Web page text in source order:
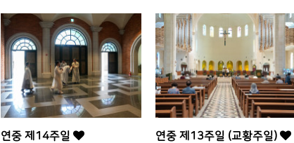
연중 제14주일
연중 제13주일 (교황주일)